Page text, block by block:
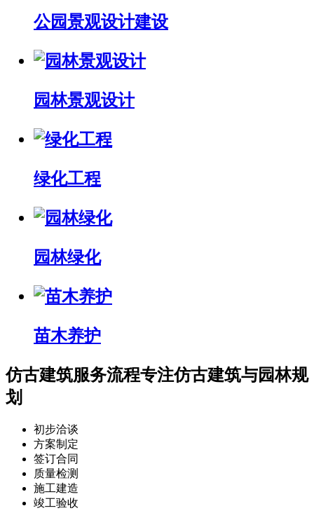
公园景观设计建设
园林景观设计
绿化工程
园林绿化
苗木养护
仿古建筑服务流程专注仿古建筑与园林规
划
初步洽谈
方案制定
签订合同
质量检测
施工建造
竣工验收